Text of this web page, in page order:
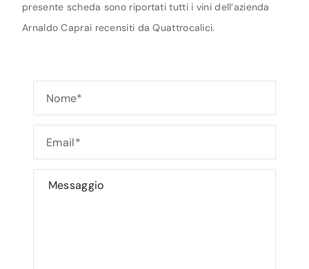
presente scheda sono riportati tutti i vini dell’azienda
Arnaldo Caprai recensiti da Quattrocalici.